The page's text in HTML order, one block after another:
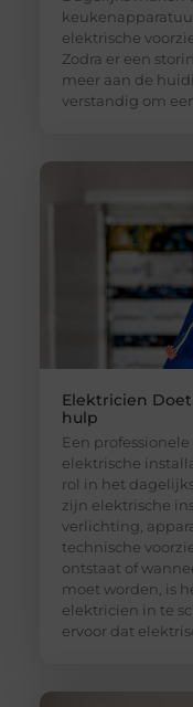
elektrische
Zodra er een
meer aan de
verstandig om
Elektricien
hulp
Een
elektrische
rol in het
zijn elektrische
verlichting,
technische
ontstaat of
moet worden, is
elektricien in te
ervoor dat